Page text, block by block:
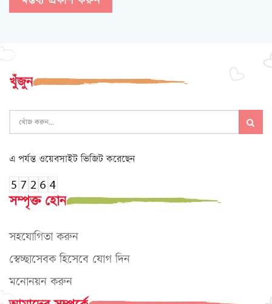
খুঁজুন
এ পর্যন্ত ওয়েবসাইট ভিজিট করেছেন
সম্পৃক্ত হোন
সহযোগিতা করুন
স্বেচ্ছাসেবক হিসেবে যোগ দিন
মনোনয়ন করুন